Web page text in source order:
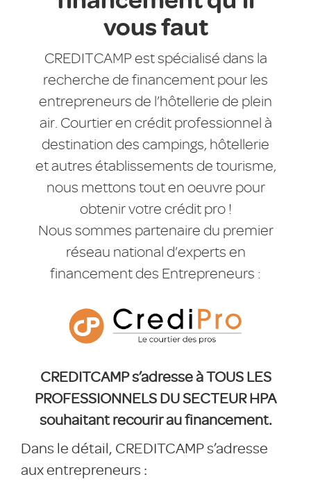
vous faut
CREDITCAMP est spécialisé dans la
recherche de financement pour les
entrepreneurs de l’hôtellerie de plein
air. Courtier en crédit professionnel à
destination des campings, hôtellerie
et autres établissements de tourisme,
nous mettons tout en oeuvre pour
obtenir votre crédit pro !
Nous sommes partenaire du premier
réseau national d’experts en
financement des Entrepreneurs :
CREDITCAMP s’adresse à TOUS LES
PROFESSIONNELS DU SECTEUR HPA
souhaitant recourir au financement.
Dans le détail, CREDITCAMP s’adresse
aux entrepreneurs :